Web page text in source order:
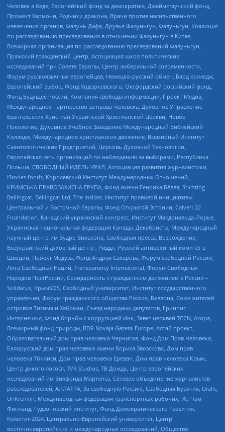
Человек в беде, Европейский фонд за демократию, Джеймстаунский фонд,
Прожект Хармони, Родники дракона, Врачи против насильственного
извлечения органов, Фалунь Дафа, Друзья Фалуньгун, Фалуньгун, Коалиция
по расследованию преследования в отношении Фалуньгун в Китае,
Всемирная организация по расследованию преследований Фалуньгун,
Пражский гражданский центр, Ассоциация школ политических
исследований при Совете Европы, Центр либеральной современности,
Форум русскоязычных европейцев, Немецко-русский обмен, Бард колледж,
Европейский выбор, Фонд Ходорковского, Оксфордский российский фонд,
Фонд Будущее России, Компания свободы информации, Проект Медиа,
Международное партнерство за права человека, Духовное Управление
Евангельских Христиан Украинской Христианской Церкви, Новое
Поколение, Духовное Учебное Заведение Международный Библейский
Колледж, Международное христианское движение, Всемирный Институт
Саентологических Предприятий, Церковь Духовной Технологии,
Европейская сеть организаций по наблюдению за выборами, Республика
Польша, СВОБОДНЫЙ ИДЕЛЬ-УРАЛ, Ассоциация развития журналистики,
IStories fonds, Королевский Институт Международных Отношений,
КРИМСЬКА ПРАВОЗАХИСНА ГРУПА, Фонд имени Генриха Бёлля, Stichting
Bellingcat, Bellingcat Ltd, The Insider, Институт правовой инициативы
Центральной и Восточной Европы, Фонд Открытой Эстонии, Calvert 22
Foundation, Канадский украинский конгресс, Институт Макдональда-Лорье,
Украинская национальная федерация Канады, Декабристы, Международный
научный центр им Вудро Вильсона, Свободная пресса, Возрождение,
Всеукраинский духовный центр , Риддл, Русский антивоенный комитет в
Швеции, Проект Медуза, Фонд Андрея Сахарова, Форум свободной России,
Лига Свободных Наций, Transparеncy International, Форум Свободных
Народов ПостРоссии, Солидарность с гражданским движением в России –
Solidarus, КрымSOS, Свободный университет, Институт государственного
управления, Форум гражданского общества Россия, Беллона, Союз жителей
островов Тисима и Хабомаи, Съезд народных депутатов, Гринпис
Интернешнл, Фонд борьбы с коррупцией Инк, Завет церквей TCCN, Агора,
Всемирный фонд природы, BDR Novaja Gazeta-Europe, Алтай проект,
Образовательный дом прав человека Чернигов, Фонд Дом Прав Человека,
Белорусский дом прав человека имени Бориса Звозскова, Дом прав
человека Тбилиси, Дом прав человека Ереван, Дом прав человека Крым,
Центр дикого лосося, TVR Studios, ТВ Дождь, Центр европейских
исследований им Вилфрида Мартенса, Сетевое объединение журналистов
расследователей, АЛЛАТРА, За свободную Россию, Свободная Бурятия, Uralic,
UnKremlin, Международная федерация транспортных рабочих, ИстЧам
Финланд, Гудзоновский институт, Фонд Демократического Развития,
Комитет-2024, Центрально-Европейский университет, Центр
восточноевропейских и международных исследований, Общество